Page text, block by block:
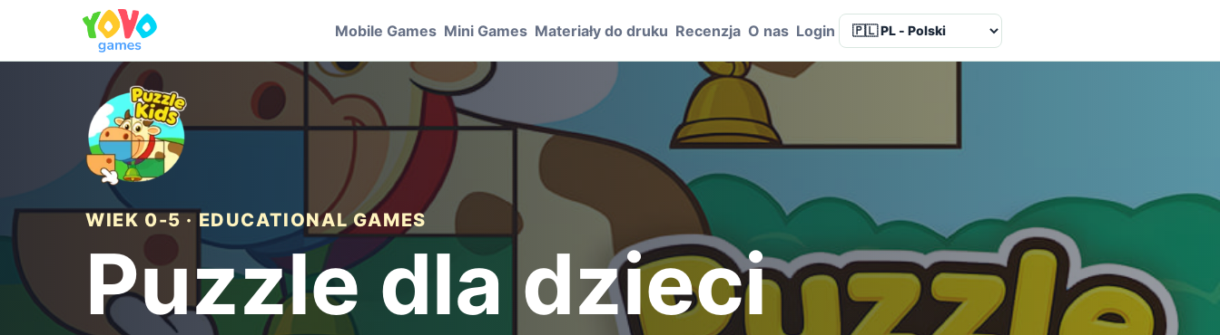
Mobile Games Mini Games Materiały do druku Recenzja O nas Login Language
WIEK 0-5 · EDUCATIONAL GAMES
Puzzle dla dzieci